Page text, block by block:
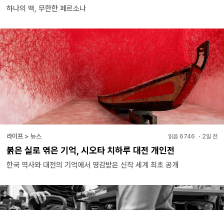
하나의 백, 무한한 페르소나
라이프 > 뉴스 읽음 6746 ・ 2일 전
붉은 실로 엮은 기억, 시오타 치하루 대전 개인전
한국 역사와 대전의 기억에서 영감받은 신작 세계 최초 공개